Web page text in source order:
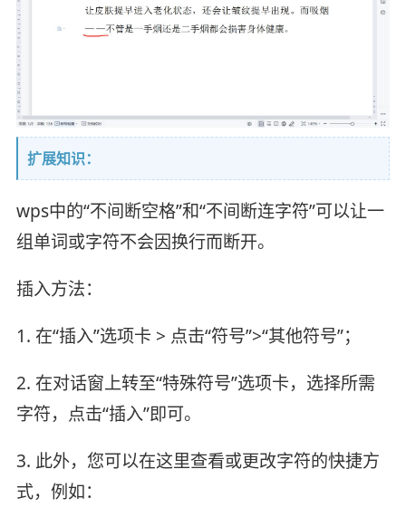
扩展知识：
wps中的“不间断空格”和“不间断连字符”可以让一
组单词或字符不会因换行而断开。
插入方法：
1. 在“插入”选项卡 > 点击“符号”>“其他符号”；
2. 在对话窗上转至“特殊符号”选项卡，选择所需
字符，点击“插入”即可。
3. 此外，您可以在这里查看或更改字符的快捷方
式，例如：